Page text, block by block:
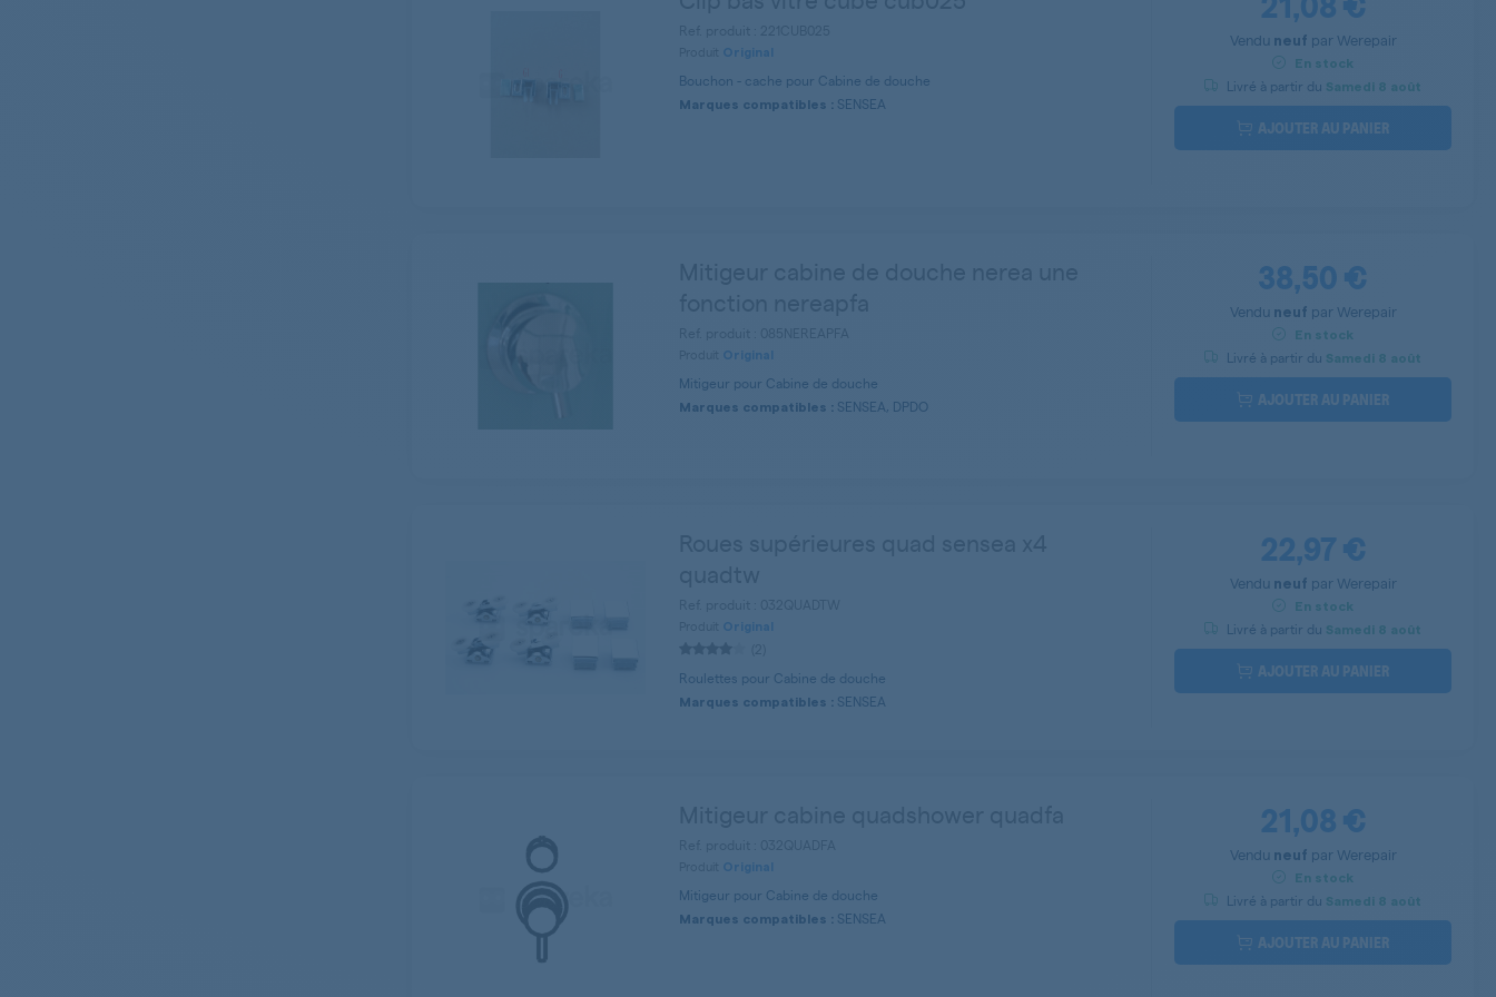
Original
Bouchon - cache pour Cabine de douche
Marques compatibles : SENSEA
Vendu neuf par Werepair
En stock
Livré à partir du Samedi 8 août
AJOUTER AU PANIER
Original
Mitigeur pour Cabine de douche
Marques compatibles : SENSEA, DPDO
38,50 €
Vendu neuf par Werepair
En stock
Livré à partir du Samedi 8 août
AJOUTER AU PANIER
Original
Roulettes pour Cabine de douche
Marques compatibles : SENSEA
22,97 €
Vendu neuf par Werepair
En stock
Livré à partir du Samedi 8 août
AJOUTER AU PANIER
Original
Mitigeur pour Cabine de douche
Marques compatibles : SENSEA
21,08 €
Vendu neuf par Werepair
En stock
Livré à partir du Samedi 8 août
AJOUTER AU PANIER